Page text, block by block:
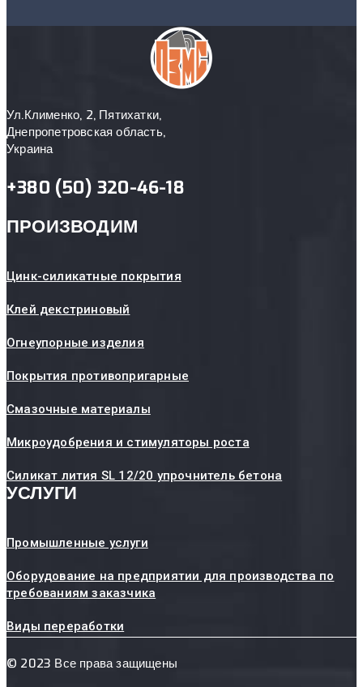
Ул.Клименко, 2, Пятихатки,
Днепропетровская область,
Украина
+380 (50) 320-46-18
ПРОИЗВОДИМ
Цинк-силикатные покрытия
Клей декстриновый
Огнеупорные изделия
Покрытия противопригарные
Смазочные материалы
Микроудобрения и стимуляторы роста
Силикат лития SL 12/20 упрочнитель бетона
УСЛУГИ
Промышленные услуги
Оборудование на предприятии для производства по
требованиям заказчика
Виды переработки
© 2023 Все права защищены